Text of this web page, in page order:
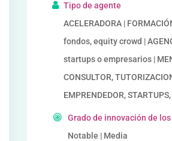
Tipo de agente
ACELERADORA |
fondos, equity crowd |
startups o empresarios |
CONSULTOR,
EMPRENDEDOR,
Grado de innovación de
Notable | Media